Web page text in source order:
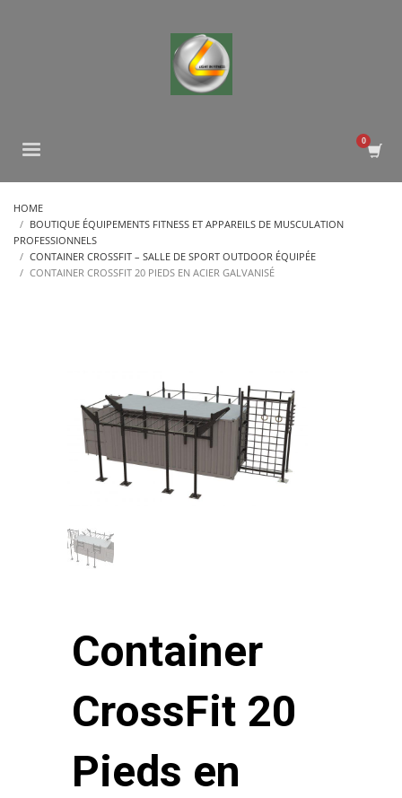
HOME
BOUTIQUE ÉQUIPEMENTS FITNESS ET APPAREILS DE MUSCULATION
PROFESSIONNELS
CONTAINER CROSSFIT – SALLE DE SPORT OUTDOOR ÉQUIPÉE
CONTAINER CROSSFIT 20 PIEDS EN ACIER GALVANISÉ
Container
CrossFit 20
Pieds en